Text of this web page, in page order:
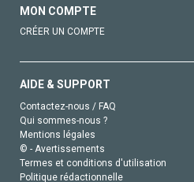
MON COMPTE
CRÉER UN COMPTE
AIDE & SUPPORT
Contactez-nous / FAQ
Qui sommes-nous ?
Mentions légales
© - Avertissements
Termes et conditions d'utilisation
Politique rédactionnelle